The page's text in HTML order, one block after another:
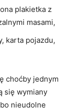
plakietka z
masami,
karta pojazdu,
choćby jednym
się wymiany
nieudolne